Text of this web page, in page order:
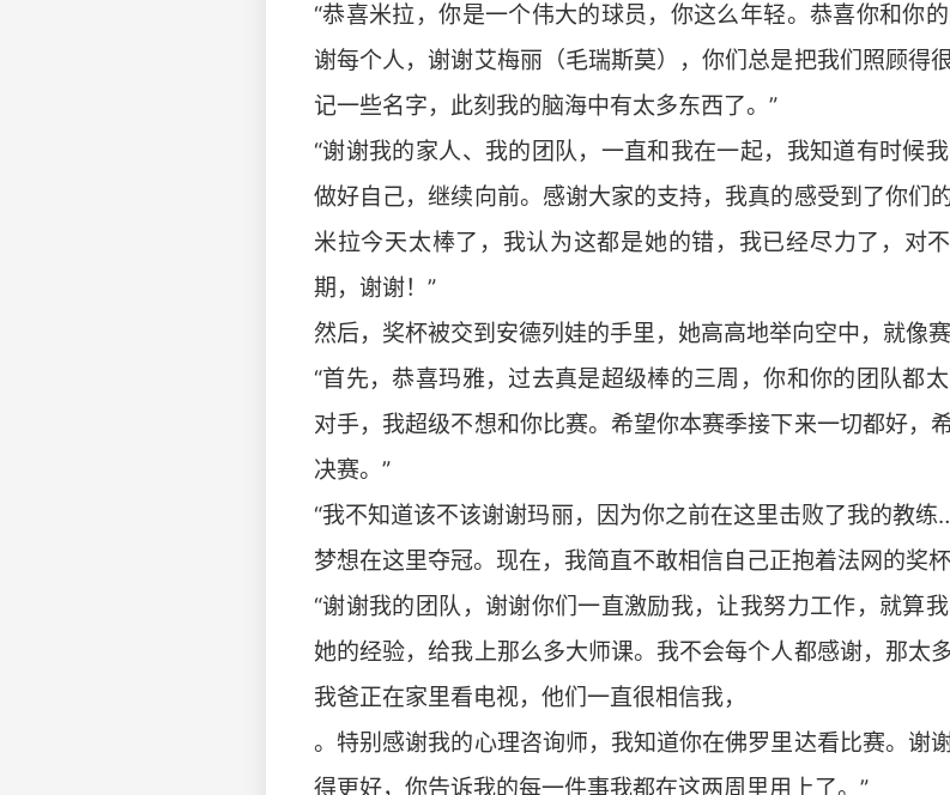
“恭喜米拉，你是一个伟大的球员，你这么年轻。恭喜你和你
谢每个人，谢谢艾梅丽（毛瑞斯莫），你们总是把我们照顾得
记一些名字，此刻我的脑海中有太多东西了。”
“谢谢我的家人、我的团队，一直和我在一起，我知道有时候
做好自己，继续向前。感谢大家的支持，我真的感受到了你们
米拉今天太棒了，我认为这都是她的错，我已经尽力了，对
期，谢谢！”
然后，奖杯被交到安德列娃的手里，她高高地举向空中，就像
“首先，恭喜玛雅，过去真是超级棒的三周，你和你的团队都
对手，我超级不想和你比赛。希望你本赛季接下来一切都好，
决赛。”
“我不知道该不该谢谢玛丽，因为你之前在这里击败了我的教
梦想在这里夺冠。现在，我简直不敢相信自己正抱着法网的奖
“谢谢我的团队，谢谢你们一直激励我，让我努力工作，就算
她的经验，给我上那么多大师课。我不会每个人都感谢，那太
我爸正在家里看电视，他们一直很相信我，
。特别感谢我的心理咨询师，我知道你在佛罗里达看比赛。谢
得更好，你告诉我的每一件事我都在这两周里用上了。”